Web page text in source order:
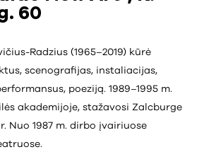
60
Radzius (1965–2019) kūrė
scenografijas, instaliacijas,
poeziją. 1989–1995 m.
akademijoje, stažavosi Zalcburge
Nuo 1987 m. dirbo įvairiuose